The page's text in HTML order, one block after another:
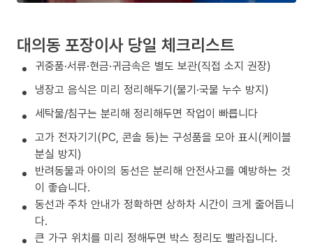
대의동 포장이사 당일 체크리스트
귀중품·서류·현금·귀금속은 별도 보관(직접 소지 권장)
냉장고 음식은 미리 정리해두기(물기·국물 누수 방지)
세탁물/침구는 분리해 정리해두면 작업이 빠릅니다
고가 전자기기(PC, 콘솔 등)는 구성품을 모아 표시(케이블
분실 방지)
반려동물과 아이의 동선은 분리해 안전사고를 예방하는 것
이 좋습니다.
동선과 주차 안내가 정확하면 상하차 시간이 크게 줄어듭니
다.
큰 가구 위치를 미리 정해두면 박스 정리도 빨라집니다.